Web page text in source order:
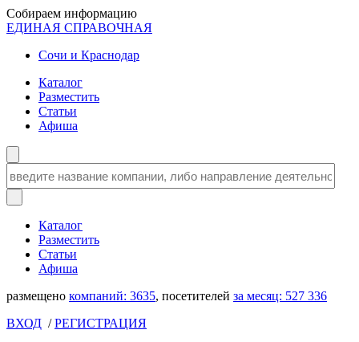
Собираем информацию
ЕДИНАЯ СПРАВОЧНАЯ
Сочи и Краснодар
Каталог
Разместить
Статьи
Афиша
Каталог
Разместить
Статьи
Афиша
размещено компаний: 3635, посетителей за месяц: 527 336
ВХОД /РЕГИСТРАЦИЯ